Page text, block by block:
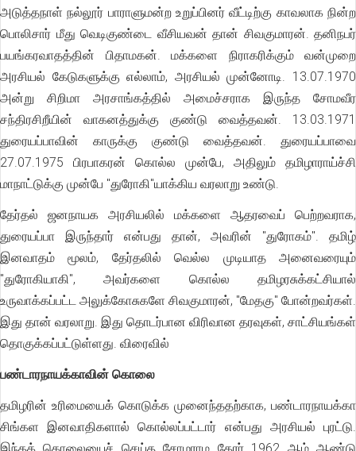
அடுத்தநாள் நல்லூர் பாராளுமன்ற உறுப்பினர் வீட்டிற்கு காவலாக நின்ற
பொலிசார் மீது வெடிகுண்டை வீசியவன் தான் சிவகுமாரன். தனிநபர்
பயங்கரவாதத்தின் பிதாமகன். மக்களை நிராகரிக்கும் வன்முறை
அரசியல் கேடுகளுக்கு எல்லாம், அரசியல் முன்னோடி. 13.07.1970
அன்று சிறிமா அரசாங்கத்தில் அமைச்சராக இருந்த சோமவீர
சந்திரசிறீயின் வாகனத்துக்கு குண்டு வைத்தவன். 13.03.1971
துரையப்பாவின் காருக்கு குண்டு வைத்தவன். துரையப்பாவை
27.07.1975 பிரபாகரன் கொல்ல முன்பே, அதிலும் தமிழாராய்ச்சி
மாநாட்டுக்கு முன்பே "துரோகி"யாக்கிய வரலாறு உண்டு.
தேர்தல் ஜனநாயக அரசியலில் மக்களை ஆதரவைப் பெற்றவராக,
துரையப்பா இருந்தார் என்பது தான், அவரின் "துரோகம்". தமிழ்
இனவாதம் மூலம், தேர்தலில் வெல்ல முடியாத அனைவரையும்
"துரோகியாகி", அவர்களை கொல்ல தமிழரசுக்கட்சியால்
உருவாக்கப்பட்ட அலுக்கோசுகளே சிவகுமாரன், "மேதகு" போன்றவர்கள்.
இது தான் வரலாறு. இது தொடர்பான விரிவான தரவுகள், சாட்சியங்கள்
தொகுக்கப்பட்டுள்ளது. விரைவில்
பண்டாரநாயக்காவின் கொலை
தமிழரின் உரிமையைக் கொடுக்க முனைந்ததற்காக, பண்டாரநாயக்கா
சிங்கள இனவாதிகளால் கொல்லப்பட்டார் என்பது அரசியல் புரட்டு.